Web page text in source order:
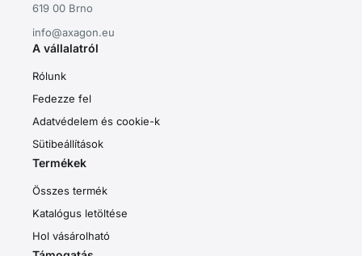
619 00 Brno
info@axagon.eu
A vállalatról
Rólunk
Fedezze fel
Adatvédelem és cookie-k
Sütibeállítások
Termékek
Összes termék
Katalógus letöltése
Hol vásárolható